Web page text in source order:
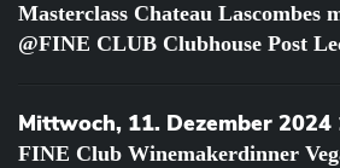
Masterclass Chateau Lascombes
@FINE CLUB Clubhouse Post
Mittwoch, 11. Dezember 2024
FINE Club Winemakerdinner